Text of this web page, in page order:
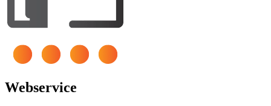
Webservice